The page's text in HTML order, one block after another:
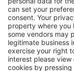
Copyright ©